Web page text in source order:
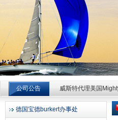
上海申思特自动化设备有限公司
公司公告
威斯特代理美国
威斯特代理美国
威斯特代理美国
德国宝德burkert办事处